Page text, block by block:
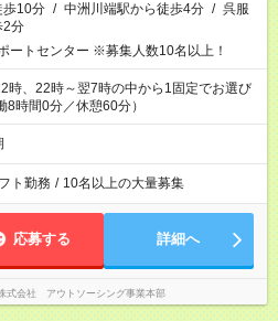
歩10分 / 中洲川端駅から徒歩4分 / 呉服
2分
ートセンター ※募集人数10名以上！
時、22時～翌7時の中から1固定でお選び
時間0分／休憩60分）
ト勤務 / 10名以上の大量募集
応募する 詳細へ
式会社 アウトソーシング事業本部